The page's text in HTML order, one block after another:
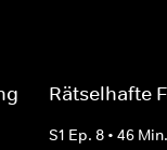
Rätselhafte
S1 Ep. 8• 46Min.